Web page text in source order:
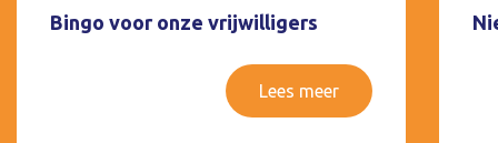
Bingo voor onze vrijwilligers
Lees meer